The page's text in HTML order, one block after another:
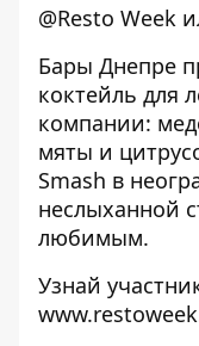
@Resto Week
Бары Днепре
коктейль для
компании:
мяты и
Smash в
неслыханной
любимым.
Узнай